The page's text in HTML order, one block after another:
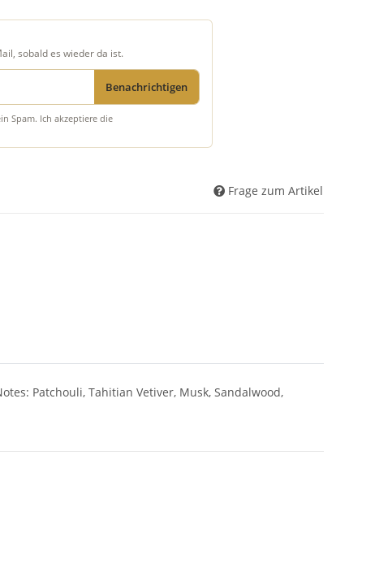
sobald es wieder da ist.
Benachrichtigen
Spam. Ich akzeptiere die
Frage zum Artikel
Patchouli, Tahitian Vetiver, Musk, Sandalwood,